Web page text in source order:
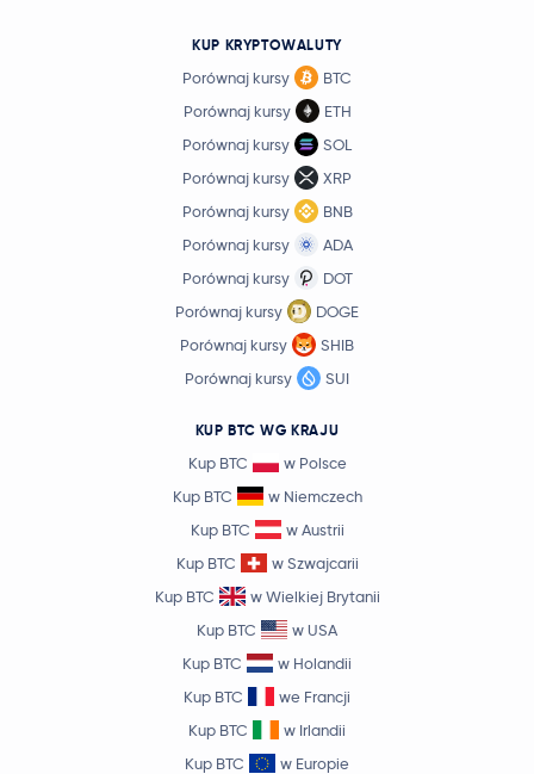
KUP KRYPTOWALUTY
Porównaj kursy
BTC
Porównaj kursy
ETH
Porównaj kursy
SOL
Porównaj kursy
XRP
Porównaj kursy
BNB
Porównaj kursy
ADA
Porównaj kursy
DOT
Porównaj kursy
DOGE
Porównaj kursy
SHIB
Porównaj kursy
SUI
KUP BTC WG KRAJU
Kup BTC
w Polsce
Kup BTC
w Niemczech
Kup BTC
w Austrii
Kup BTC
w Szwajcarii
Kup BTC
w Wielkiej Brytanii
Kup BTC
w USA
Kup BTC
w Holandii
Kup BTC
we Francji
Kup BTC
w Irlandii
Kup BTC
w Europie